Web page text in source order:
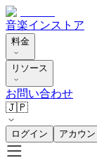
音楽インストア
料金
リソース
お問い合わせ
🇯🇵
ログイン アカウ